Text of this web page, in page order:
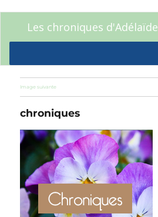
Les chroniques d'Adélaïde
Image suivante
chroniques